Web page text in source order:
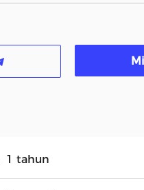
1 tahun